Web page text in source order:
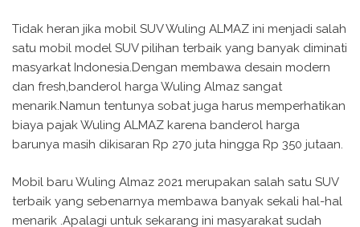
Tidak heran jika mobil SUV Wuling ALMAZ ini menjadi salah
satu mobil model SUV pilihan terbaik yang banyak diminati
masyarkat Indonesia.Dengan membawa desain modern
dan fresh,banderol harga Wuling Almaz sangat
menarik.Namun tentunya sobat juga harus memperhatikan
biaya pajak Wuling ALMAZ karena banderol harga
barunya masih dikisaran Rp 270 juta hingga Rp 350 jutaan.
Mobil baru Wuling Almaz 2021 merupakan salah satu SUV
terbaik yang sebenarnya membawa banyak sekali hal-hal
menarik .Apalagi untuk sekarang ini masyarakat sudah